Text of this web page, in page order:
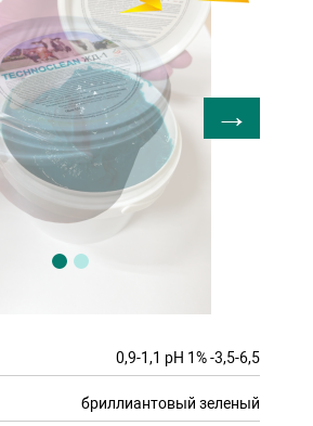
0,9-1,1 рН 1% -3,5-6,5
бриллиантовый зеленый